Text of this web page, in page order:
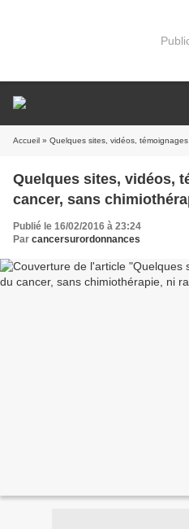
Accueil » Quelques sites, vidéos, témoignages :
Quelques sites, vidéos,
cancer, sans
Publié le 16/02/2016 à 23:24
Par cancersurordonnances